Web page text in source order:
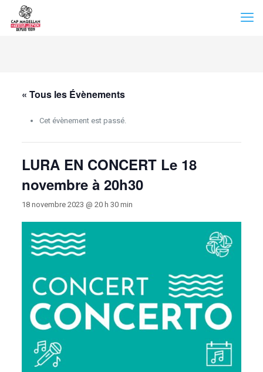
« Tous les Évènements
Cet évènement est passé.
LURA EN CONCERT Le 18
novembre à 20h30
18 novembre 2023 @ 20 h 30 min